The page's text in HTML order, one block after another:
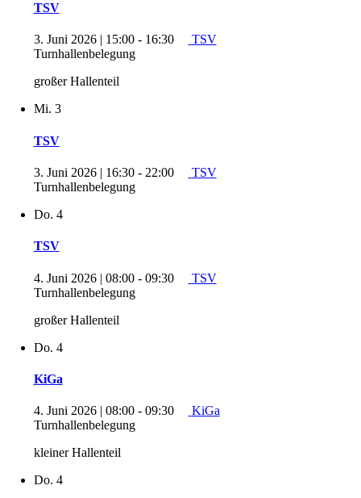
TSV
3. Juni 2026 | 15:00- 16:30
TSV
Turnhallenbelegung
großer Hallenteil
Mi. 3
TSV
3. Juni 2026 | 16:30- 22:00
TSV
Turnhallenbelegung
Do. 4
TSV
4. Juni 2026 | 08:00- 09:30
TSV
Turnhallenbelegung
großer Hallenteil
Do. 4
KiGa
4. Juni 2026 | 08:00- 09:30
KiGa
Turnhallenbelegung
kleiner Hallenteil
Do. 4